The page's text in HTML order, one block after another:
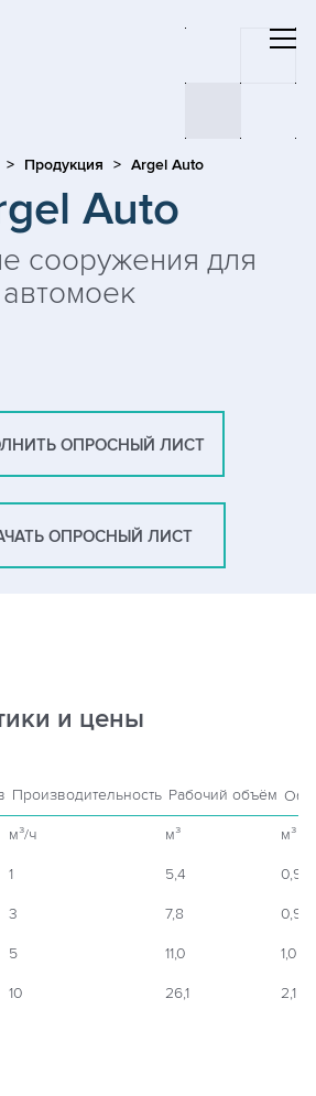
Продукция Argel Auto
Auto
сооружения для
автомоек
ОПРОСНЫЙ ЛИСТ
ОПРОСНЫЙ ЛИСТ
и цены
Производительность Рабочий объём
м³/ч м³
м³
1 5,4
0,9
3 7,8
0,9
5 11,0
1,05
10 26,1 2,1